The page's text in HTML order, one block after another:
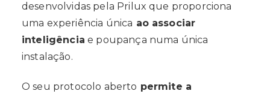
desenvolvidas pela Prilux que proporciona
uma experiência única ao associar
inteligência e poupança numa única
instalação.
O seu protocolo aberto permite a